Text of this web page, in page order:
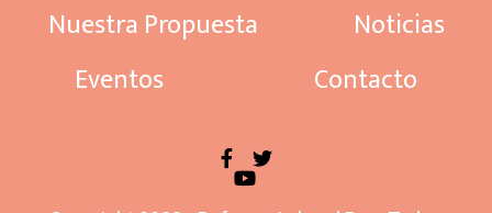
Nuestra Propuesta
Noticias
Eventos
Contacto